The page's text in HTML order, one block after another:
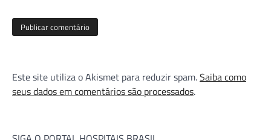
Este site utiliza o Akismet para reduzir spam.Saiba como
seus dados em comentários são processados.